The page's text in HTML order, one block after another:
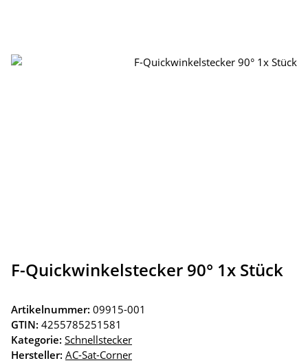
F-Quickwinkelstecker 90° 1x Stück
Artikelnummer: 09915-001
GTIN: 4255785251581
Kategorie: Schnellstecker
Hersteller: AC-Sat-Corner